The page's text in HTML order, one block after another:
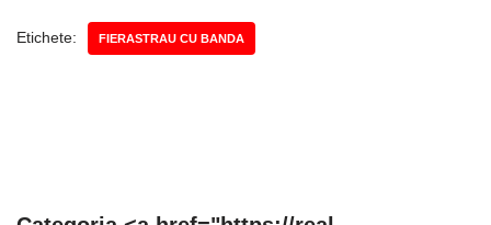
Etichete: FIERASTRAU CU BANDA